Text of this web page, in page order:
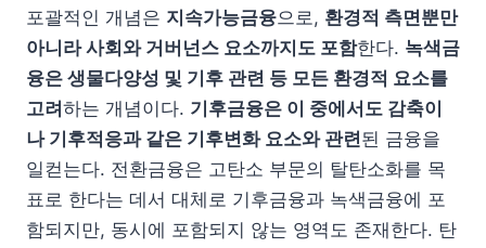
포괄적인 개념은 지속가능금융으로, 환경적 측면뿐만
아니라 사회와 거버넌스 요소까지도 포함한다. 녹색금
융은 생물다양성 및 기후 관련 등 모든 환경적 요소를
고려 하는 개념이다. 기후금융은 이 중에서도 감축이
나 기후적응과 같은 기후변화 요소와 관련된 금융을
일컫는다. 전환금융은 고탄소 부문의 탈탄소화를 목
표로 한다는 데서 대체로 기후금융과 녹색금융에 포
함되지만, 동시에 포함되지 않는 영역도 존재한다. 탄